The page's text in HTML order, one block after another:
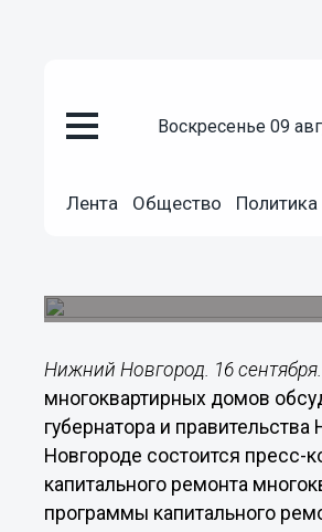
воскресенье 09
Лента Общество Политика
Общество
Вопросы
Нижний Новгород. 16
многоквартирных домов
губернатора и
Новгороде состоится пресс-
капитального ремонта
программы капитального